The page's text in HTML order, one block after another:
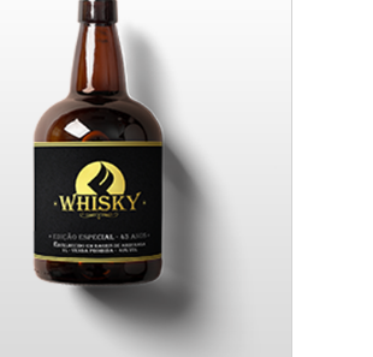
quantidades personalizadas